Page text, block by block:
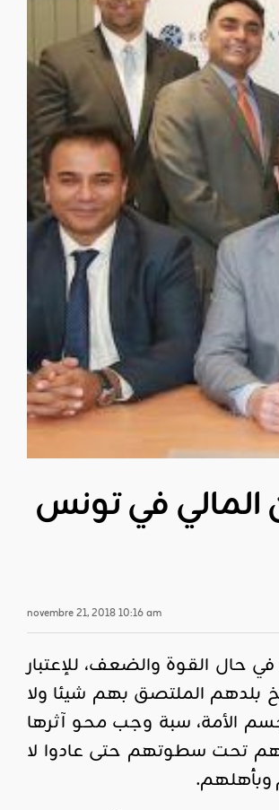
المالي في تونس
novembre 21, 2018 10:16 am
حال القوة والضعف، للإعتبار
بلدهم الملتصق بهم شيئا ولا
الأمة، سبة وجب محو آثرها
تحت سطوتهم حتى عادوا لا
وبأهلهم.